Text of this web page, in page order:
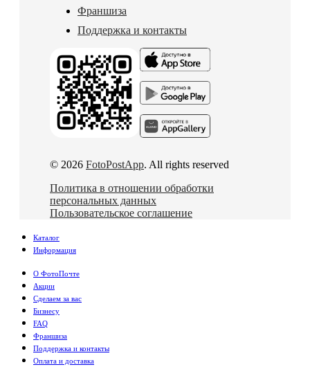
Франшиза
Поддержка и контакты
© 2026 FotoPostApp. All rights reserved
Политика в отношении обработки
персональных данных
Пользовательское соглашение
Каталог
Информация
О ФотоПочте
Акции
Сделаем за вас
Бизнесу
FAQ
Франшиза
Поддержка и контакты
Оплата и доставка